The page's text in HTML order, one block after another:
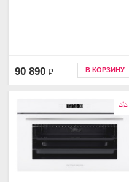
90 890 ₽ В КОРЗИНУ